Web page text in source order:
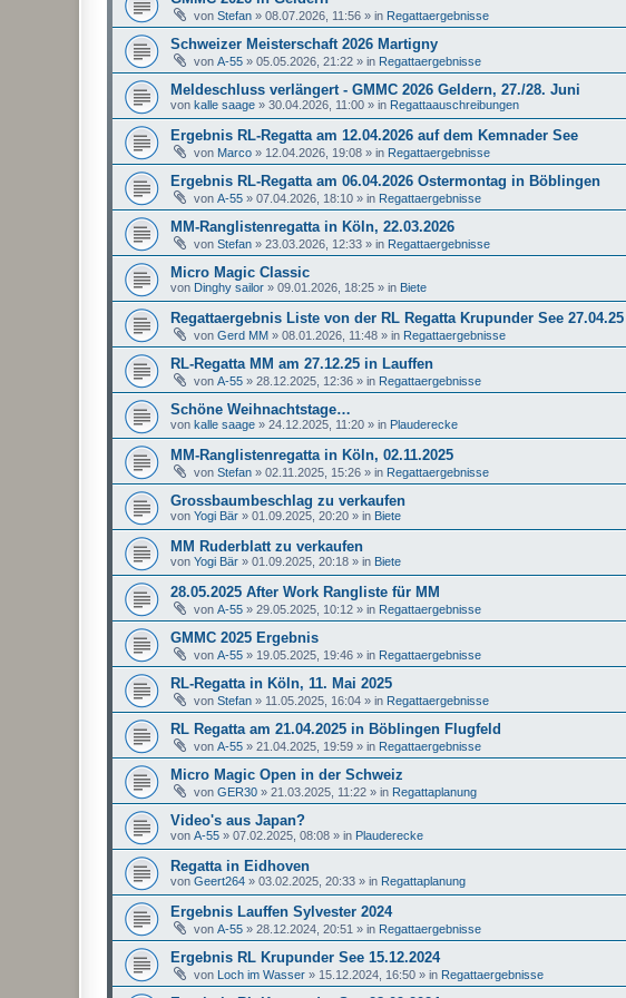
von Stefan » 08.07.2026, 11:56 » in Regattaergebnisse
Schweizer Meisterschaft 2026 Martigny
von A-55 » 05.05.2026, 21:22 » in Regattaergebnisse
Meldeschluss verlängert - GMMC 2026 Geldern, 27./28. Juni
von kalle saage » 30.04.2026, 11:00 » in Regattaauschreibungen
Ergebnis RL-Regatta am 12.04.2026 auf dem Kemnader See
von Marco » 12.04.2026, 19:08 » in Regattaergebnisse
Ergebnis RL-Regatta am 06.04.2026 Ostermontag in Böblingen
von A-55 » 07.04.2026, 18:10 » in Regattaergebnisse
MM-Ranglistenregatta in Köln, 22.03.2026
von Stefan » 23.03.2026, 12:33 » in Regattaergebnisse
Micro Magic Classic
von Dinghy sailor » 09.01.2026, 18:25 » in Biete
Regattaergebnis Liste von der RL Regatta Krupunder See 27.04.25
von Gerd MM » 08.01.2026, 11:48 » in Regattaergebnisse
RL-Regatta MM am 27.12.25 in Lauffen
von A-55 » 28.12.2025, 12:36 » in Regattaergebnisse
Schöne Weihnachtstage…
von kalle saage » 24.12.2025, 11:20 » in Plauderecke
MM-Ranglistenregatta in Köln, 02.11.2025
von Stefan » 02.11.2025, 15:26 » in Regattaergebnisse
Grossbaumbeschlag zu verkaufen
von Yogi Bär » 01.09.2025, 20:20 » in Biete
MM Ruderblatt zu verkaufen
von Yogi Bär » 01.09.2025, 20:18 » in Biete
28.05.2025 After Work Rangliste für MM
von A-55 » 29.05.2025, 10:12 » in Regattaergebnisse
GMMC 2025 Ergebnis
von A-55 » 19.05.2025, 19:46 » in Regattaergebnisse
RL-Regatta in Köln, 11. Mai 2025
von Stefan » 11.05.2025, 16:04 » in Regattaergebnisse
RL Regatta am 21.04.2025 in Böblingen Flugfeld
von A-55 » 21.04.2025, 19:59 » in Regattaergebnisse
Micro Magic Open in der Schweiz
von GER30 » 21.03.2025, 11:22 » in Regattaplanung
Video's aus Japan?
von A-55 » 07.02.2025, 08:08 » in Plauderecke
Regatta in Eidhoven
von Geert264 » 03.02.2025, 20:33 » in Regattaplanung
Ergebnis Lauffen Sylvester 2024
von A-55 » 28.12.2024, 20:51 » in Regattaergebnisse
Ergebnis RL Krupunder See 15.12.2024
von Loch im Wasser » 15.12.2024, 16:50 » in Regattaergebnisse